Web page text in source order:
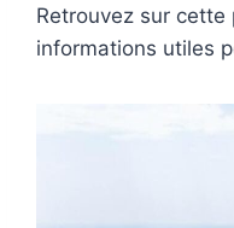
Retrouvez sur cette
informations utiles